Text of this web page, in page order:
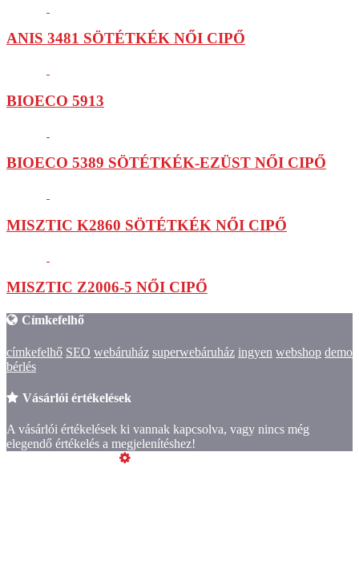
ANIS 3481 SÖTÉTKÉK NŐI CIPŐ
BIOECO 5913
BIOECO 5389 SÖTÉTKÉK-EZÜST NŐI CIPŐ
MISZTIC K2860 SÖTÉTKÉK NŐI CIPŐ
MISZTIC Z2006-5 NŐI CIPŐ
Címkefelhő
címkefelhő SEO webáruház superwebáruház ingyen webshop demo
bérlés
Vásárlói értékelések
A vásárlói értékelések ki vannak kapcsolva, vagy nincs még
elegendő értékelés a megjelenítéshez!